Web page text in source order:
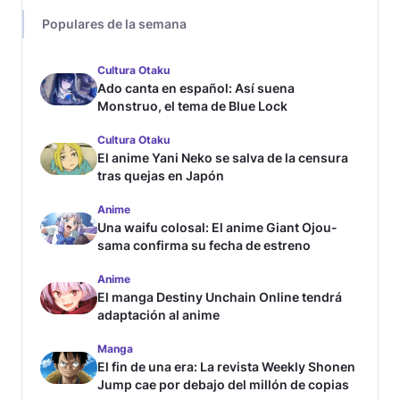
Populares de la semana
Cultura Otaku
Ado canta en español: Así suena
Monstruo, el tema de Blue Lock
Cultura Otaku
El anime Yani Neko se salva de la censura
tras quejas en Japón
Anime
Una waifu colosal: El anime Giant Ojou-
sama confirma su fecha de estreno
Anime
El manga Destiny Unchain Online tendrá
adaptación al anime
Manga
El fin de una era: La revista Weekly Shonen
Jump cae por debajo del millón de copias